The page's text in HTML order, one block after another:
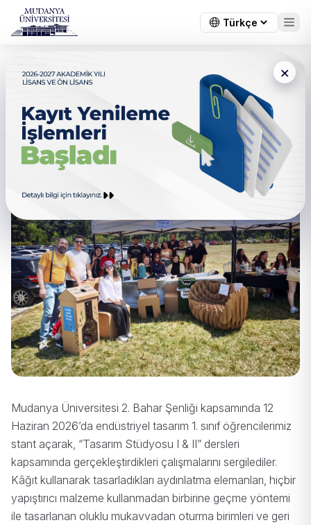
×
Bahar Şenliği’nde
Öğrencilerimizin Standı Büyük
İlgi Gördü
Mudanya Üniversitesi 2. Bahar Şenliği kapsamında 12
Haziran 2026’da endüstriyel tasarım 1. sınıf öğrencilerimiz
stant açarak, “Tasarım Stüdyosu I & II” dersleri
kapsamında gerçekleştirdikleri çalışmalarını sergilediler.
Kâğıt kullanarak tasarladıkları aydınlatma elemanları, hiçbir
yapıştırıcı malzeme kullanmadan birbirine geçme yöntemi
ile tasarlanan oluklu mukavvadan oturma birimleri ve geri